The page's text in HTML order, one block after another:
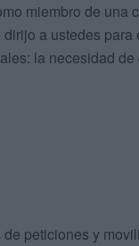
miembro de
a ustedes
la necesidad
peticiones y